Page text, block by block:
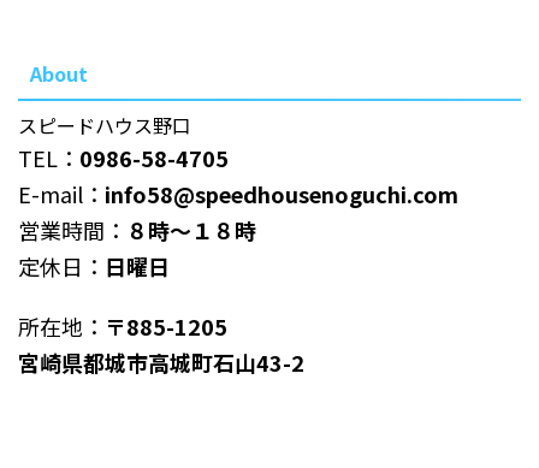
About
スピードハウス野口
TEL： 0986-58-4705
E-mail： info58@speedhousenoguchi.com
営業時間： ８時～１８時
定休日： 日曜日
所在地： 〒885-1205
宮崎県都城市高城町石山43-2